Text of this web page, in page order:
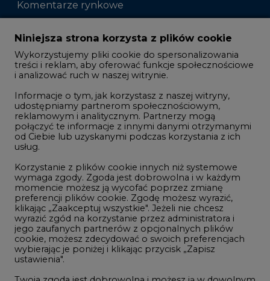
Komentarze rynkowe
Zmiany kadrowe na rynku
Studio CIRE
Rozmowy o energetyce
Gospodarka
Geopolityka
LTE450
Innowacje i AI
Telekomunikacja i IT
Handel emisjami CO2
Wodór
Górnictwo
Niniejsza strona korzysta z plików cookie
Wykorzystujemy pliki cookie do spersonalizowania
treści i reklam, aby oferować funkcje społecznościowe
i analizować ruch w naszej witrynie.
Informacje o tym, jak korzystasz z naszej witryny,
udostępniamy partnerom społecznościowym,
reklamowym i analitycznym. Partnerzy mogą
połączyć te informacje z innymi danymi otrzymanymi
od Ciebie lub uzyskanymi podczas korzystania z ich
usług.
Korzystanie z plików cookie innych niż systemowe
wymaga zgody. Zgoda jest dobrowolna i w każdym
momencie możesz ją wycofać poprzez zmianę
preferencji plików cookie. Zgodę możesz wyrazić,
klikając „Zaakceptuj wszystkie". Jeżeli nie chcesz
wyrazić zgód na korzystanie przez administratora i
jego zaufanych partnerów z opcjonalnych plików
cookie, możesz zdecydować o swoich preferencjach
wybierając je poniżej i klikając przycisk „Zapisz
ustawienia".
Twoja zgoda jest dobrowolna i możesz ją w dowolnym